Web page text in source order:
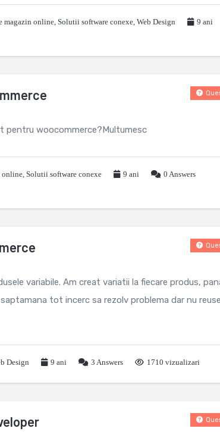
magazin online, Solutii software conexe, Web Design
9 ani
pentru woocommerce?Multumesc
online, Solutii software conexe 9 ani 0 Answers
variabile. Am creat variatii la fiecare produs,
tot incerc sa rezolv problema dar nu
Design 9 ani 3 Answers 1710 vizualizari